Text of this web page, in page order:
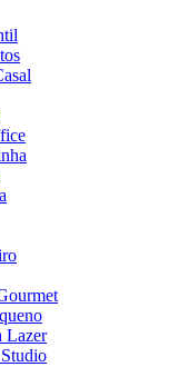
Lazer